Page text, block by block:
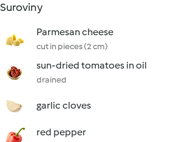
Suroviny
Parmesan cheese
cut in pieces (2 cm)
sun-dried tomatoes in oil
drained
garlic cloves
red pepper